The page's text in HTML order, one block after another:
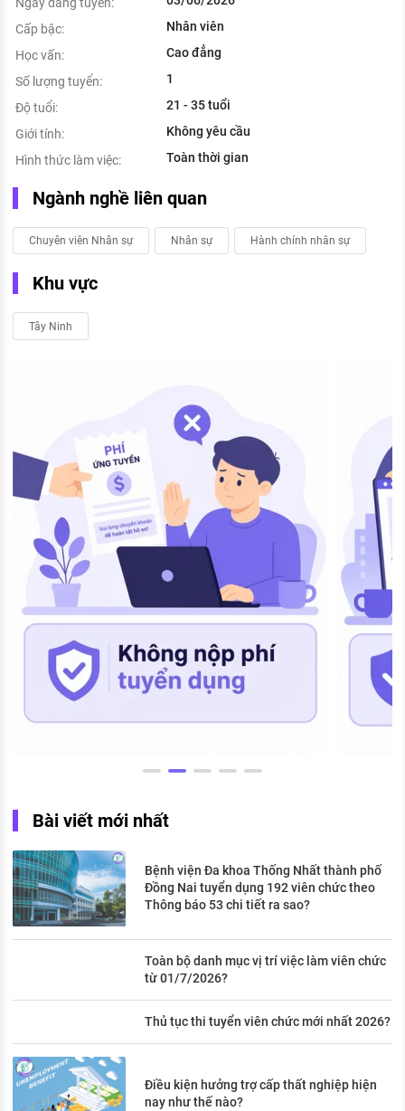
Cấp bậc:
Nhân viên
Học vấn:
Cao đẳng
Số lượng tuyển:
1
Độ tuổi:
21 - 35 tuổi
Giới tính:
Không yêu cầu
Hình thức làm việc:
Toàn thời gian
Ngành nghề liên quan
Chuyên viên Nhân sự Nhân sự Hành chính nhân sự
Khu vực
Tây Ninh
Bài viết mới nhất
Bệnh viện Đa khoa Thống Nhất thành phố
Đồng Nai tuyển dụng 192 viên chức theo
Thông báo 53 chi tiết ra sao?
Toàn bộ danh mục vị trí việc làm viên chức
từ 01/7/2026?
Thủ tục thi tuyển viên chức mới nhất 2026?
Điều kiện hưởng trợ cấp thất nghiệp hiện
nay như thế nào?